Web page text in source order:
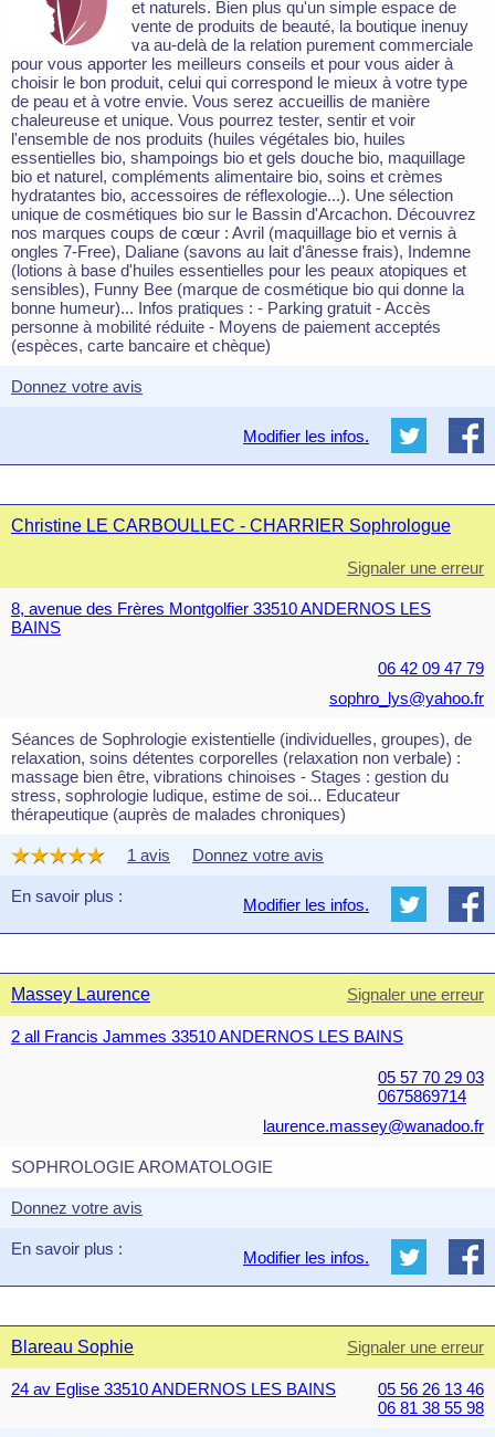
et naturels. Bien plus qu'un simple espace de
vente de produits de beauté, la boutique inenuy
va au-delà de la relation purement commerciale
pour vous apporter les meilleurs conseils et pour vous aider à
choisir le bon produit, celui qui correspond le mieux à votre type
de peau et à votre envie. Vous serez accueillis de manière
chaleureuse et unique. Vous pourrez tester, sentir et voir
l'ensemble de nos produits (huiles végétales bio, huiles
essentielles bio, shampoings bio et gels douche bio, maquillage
bio et naturel, compléments alimentaire bio, soins et crèmes
hydratantes bio, accessoires de réflexologie...). Une sélection
unique de cosmétiques bio sur le Bassin d'Arcachon. Découvrez
nos marques coups de cœur : Avril (maquillage bio et vernis à
ongles 7-Free), Daliane (savons au lait d'ânesse frais), Indemne
(lotions à base d'huiles essentielles pour les peaux atopiques et
sensibles), Funny Bee (marque de cosmétique bio qui donne la
bonne humeur)... Infos pratiques : - Parking gratuit - Accès
personne à mobilité réduite - Moyens de paiement acceptés
(espèces, carte bancaire et chèque)
Donnez votre avis
Modifier les infos.
Christine LE CARBOULLEC - CHARRIER Sophrologue
Signaler une erreur
8, avenue des Frères Montgolfier 33510 ANDERNOS LES
BAINS
06 42 09 47 79
sophro_lys@yahoo.fr
Séances de Sophrologie existentielle (individuelles, groupes), de
relaxation, soins détentes corporelles (relaxation non verbale) :
massage bien être, vibrations chinoises - Stages : gestion du
stress, sophrologie ludique, estime de soi... Educateur
thérapeutique (auprès de malades chroniques)
1 avis Donnez votre avis
En savoir plus : Modifier les infos.
Massey Laurence Signaler une erreur
2 all Francis Jammes 33510 ANDERNOS LES BAINS
05 57 70 29 03
0675869714
laurence.massey@wanadoo.fr
SOPHROLOGIE AROMATOLOGIE
Donnez votre avis
En savoir plus : Modifier les infos.
Blareau Sophie Signaler une erreur
24 av Eglise 33510 ANDERNOS LES BAINS
05 56 26 13 46
06 81 38 55 98